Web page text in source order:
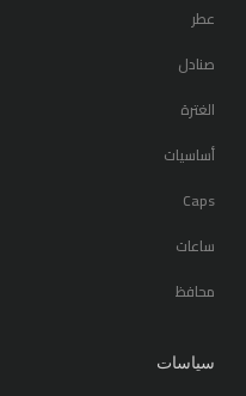
عطر
صنادل
الغترة
أساسيات
Caps
ساعات
محافظ
سياسات